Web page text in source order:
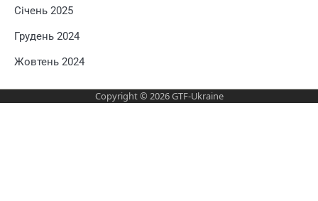
Січень 2025
Грудень 2024
Жовтень 2024
Copyright © 2026GTF-Ukraine